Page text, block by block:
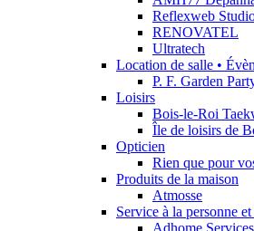
Reflexweb
RENOVATEL
Ultratech
Location de salle •
P. F. Garden
Loisirs
Bois-le-Roi
Île de loisirs de
Opticien
Rien que pour
Produits de la maison
Atmosse
Service à la personne